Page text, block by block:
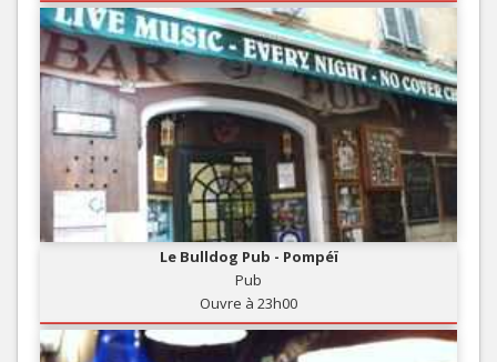
Le Bulldog Pub - Pompéï
Pub
Ouvre à 23h00